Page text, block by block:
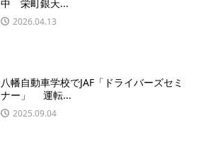
中 栄町銀天...
2026.04.13
八幡自動車学校でJAF「ドライバーズセミ
ナー」 運転...
2025.09.04